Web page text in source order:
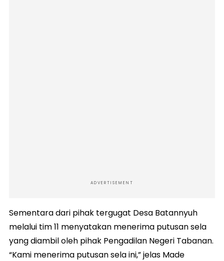
ADVERTISEMENT
Sementara dari pihak tergugat Desa Batannyuh
melalui tim 11 menyatakan menerima putusan sela
yang diambil oleh pihak Pengadilan Negeri Tabanan.
“Kami menerima putusan sela ini,” jelas Made